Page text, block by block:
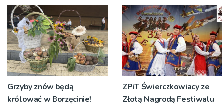
koncert
Grzyby znów będą
królować w Borzęcinie!
ZPiT Świerczkowiacy ze
Złotą Nagrodą Festiwalu